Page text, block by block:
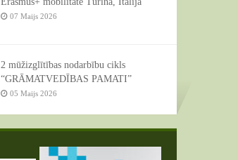
07 Maijs 2026
2 mūžizglītības nodarbību cikls
“GRĀMATVEDĪBAS PAMATI”
05 Maijs 2026